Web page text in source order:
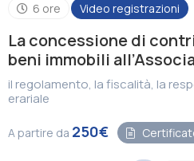
6 ore Video registrazioni
La concessione di
beni immobili
il regolamento, la fiscalità, la
erariale
A partire da 250€